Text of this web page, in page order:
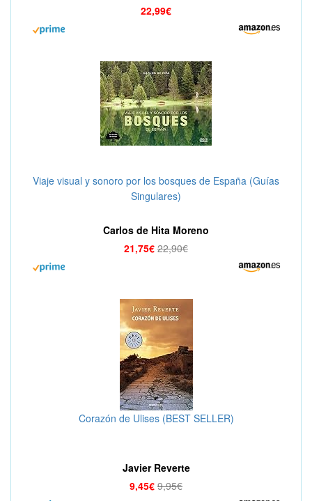
22,99€
Viaje visual y sonoro por los bosques de España (Guías
Singulares)
Carlos de Hita Moreno
21,75€ 22,90€
Corazón de Ulises (BEST SELLER)
Javier Reverte
9,45€ 9,95€